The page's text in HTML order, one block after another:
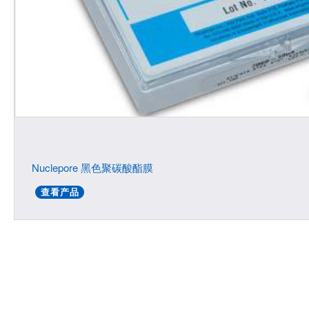
Nuclepore 黑色聚碳酸酯膜
查看产品